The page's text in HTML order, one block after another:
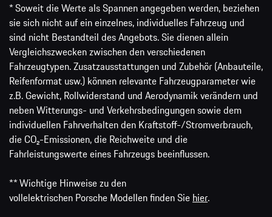
* Soweit die Werte als Spannen angegeben werden, beziehen
sie sich nicht auf ein einzelnes, individuelles Fahrzeug und
sind nicht Bestandteil des Angebots. Sie dienen allein
Vergleichszwecken zwischen den verschiedenen
Fahrzeugtypen. Zusatzausstattungen und Zubehör (Anbauteile,
Reifenformat usw.) können relevante Fahrzeugparameter wie
z.B. Gewicht, Rollwiderstand und Aerodynamik verändern und
neben Witterungs- und Verkehrsbedingungen sowie dem
individuellen Fahrverhalten den Kraftstoff-/Stromverbrauch,
die CO₂-Emissionen, die Reichweite und die
Fahrleistungswerte eines Fahrzeugs beeinflussen.
** Wichtige Hinweise zu den
vollelektrischen Porsche Modellen finden Sie hier.